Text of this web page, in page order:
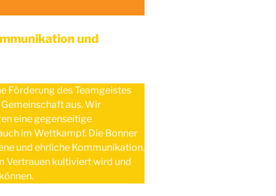
und
Förderung des Teamgeistes
aus. Wir
eine gegenseitige
im Wettkampf. Die Bonner
und ehrliche Kommunikation.
Vertrauen kultiviert wird und